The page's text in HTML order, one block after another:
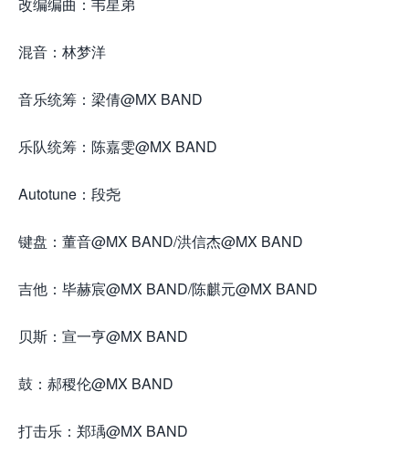
混音：林梦洋
音乐统筹：梁倩@MX BAND
乐队统筹：陈嘉雯@MX BAND
Autotune：段尧
键盘：董音@MX BAND/洪信杰@MX BAND
吉他：毕赫宸@MX BAND/陈麒元@MX BAND
贝斯：宣一亨@MX BAND
鼓：郝稷伦@MX BAND
打击乐：郑瑀@MX BAND